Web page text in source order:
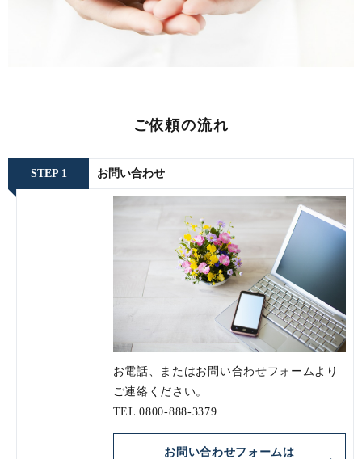
ご依頼の流れ
STEP 1 お問い合わせ
お電話、またはお問い合わせフォームより
ご連絡ください。
TEL0800-888-3379
お問い合わせフォームは